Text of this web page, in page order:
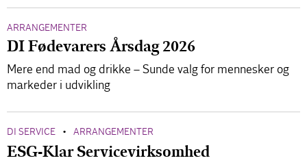
ARRANGEMENTER
DI Fødevarers Årsdag 2026
Mere end mad og drikke – Sunde valg for mennesker og
markeder i udvikling
DI SERVICE • ARRANGEMENTER
ESG-Klar Servicevirksomhed